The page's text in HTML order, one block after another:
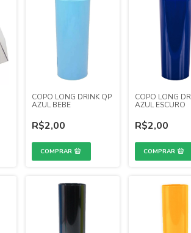
COPO LONG DRINK QP
AZUL BEBE
R$2,00
COPO LONG
AZUL ESCURO
R$2,00